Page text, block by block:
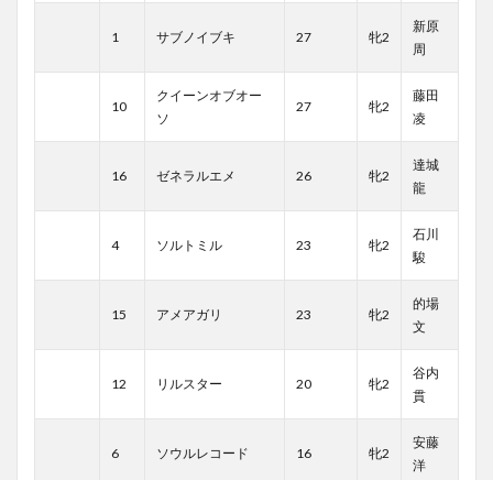
1 サブノイブキ 27 牝2
新原
周
10
クイーンオブオー
ソ
27 牝2
藤田
凌
16 ゼネラルエメ 26 牝2
達城
龍
4 ソルトミル 23 牝2
石川
駿
15 アメアガリ 23 牝2
的場
文
12 リルスター 20 牝2
谷内
貫
6 ソウルレコード 16 牝2
安藤
洋